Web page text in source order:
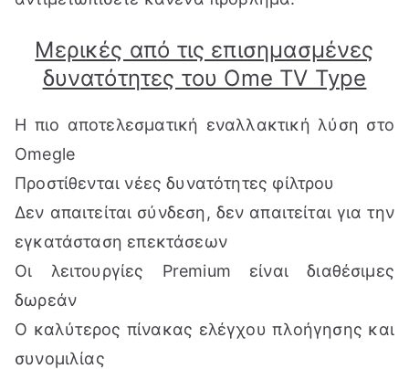
Μερικές από τις επισημασμένες
δυνατότητες του Ome TV Type
Η πιο αποτελεσματική εναλλακτική λύση στο
Omegle
Προστίθενται νέες δυνατότητες φίλτρου
Δεν απαιτείται σύνδεση, δεν απαιτείται για την
εγκατάσταση επεκτάσεων
Οι λειτουργίες Premium είναι διαθέσιμες
δωρεάν
Ο καλύτερος πίνακας ελέγχου πλοήγησης και
συνομιλίας